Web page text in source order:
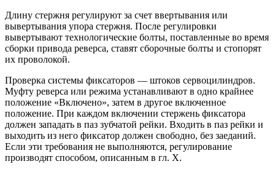
Длину стержня регулируют за счет ввертывания или
вывертывания упора стержня. После регулировки
вывертывают технологические болты, поставленные во время
сборки привода реверса, ставят сборочные болты и стопорят
их проволокой.
Проверка системы фиксаторов — штоков сервоцилиндров.
Муфту реверса или режима устанавливают в одно крайнее
положение «Включено», затем в другое включенное
положение. При каждом включении стержень фиксатора
должен западать в паз зубчатой рейки. Входить в паз рейки и
выходить из него фиксатор должен свободно, без заеданий.
Если эти требования не выполняются, регулирование
производят способом, описанным в гл. X.